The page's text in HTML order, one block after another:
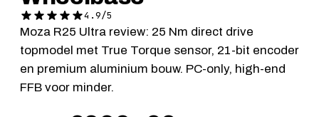
4.9/5
Moza R25 Ultra review: 25 Nm direct drive
topmodel met True Torque sensor, 21-bit encoder
en premium aluminium bouw. PC-only, high-end
FFB voor minder.